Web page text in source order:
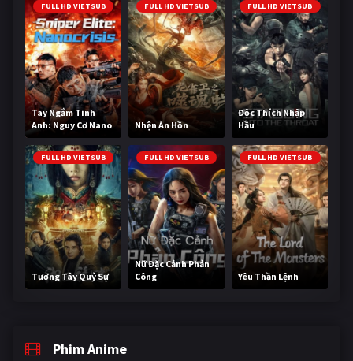
FULL HD VIETSUB
Tay Ngắm Tinh
Anh: Nguy Cơ Nano
FULL HD VIETSUB
Nhện Ăn Hồn
FULL HD VIETSUB
Độc Thích Nhập
Hầu
FULL HD VIETSUB
Tương Tây Quỷ Sự
FULL HD VIETSUB
Nữ Đặc Cảnh Phản
Công
FULL HD VIETSUB
Yêu Thần Lệnh
Phim Anime